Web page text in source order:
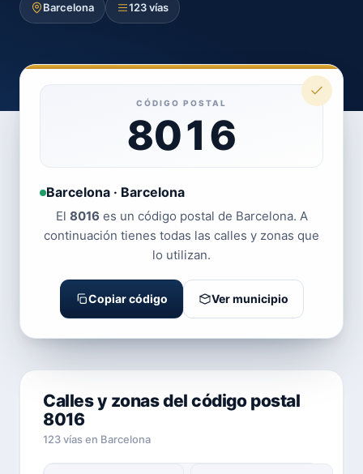
Barcelona 123 vías
CÓDIGO POSTAL
8016
Barcelona · Barcelona
El 8016 es un código postal de Barcelona. A
continuación tienes todas las calles y zonas que
lo utilizan.
Copiar código Ver municipio
Calles y zonas del código postal
8016
123 vías en Barcelona